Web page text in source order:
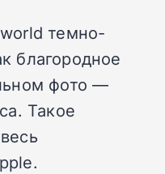
темно-
благородное
фото —
Такое